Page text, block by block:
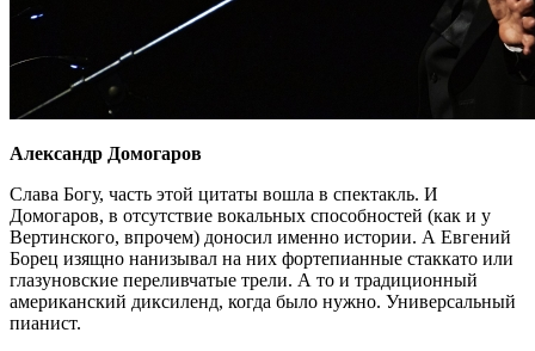
Александр Домогаров
Слава Богу, часть этой цитаты вошла в спектакль. И
Домогаров, в отсутствие вокальных способностей (как и у
Вертинского, впрочем) доносил именно истории. А Евгений
Борец изящно нанизывал на них фортепианные стаккато или
глазуновские переливчатые трели. А то и традиционный
американский диксиленд, когда было нужно. Универсальный
пианист.